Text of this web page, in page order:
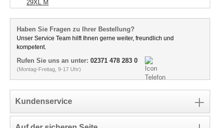
29XL M
Haben Sie Fragen zu Ihrer Bestellung?
Unser Service Team hilft Ihnen gerne weiter, freundlich und
kompetent.
Rufen Sie uns an unter: 02371 478 283 0
(Montag-Freitag, 9-17 Uhr)
Kundenservice